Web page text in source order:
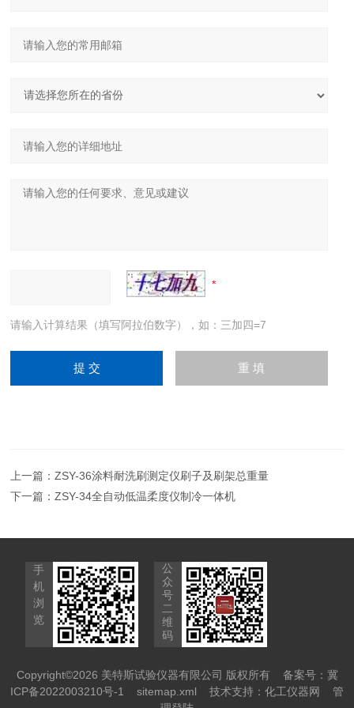
请输入计算结果（填写阿拉伯数字），如：三加四=7
上一篇：ZSY-36涂料耐洗刷测定仪刷子及刷架总重量
下一篇：ZSY-34全自动低温柔度仪制冷一体机
手
机
浏
览
公
众
号
二
维
码
Copyright©2026 美特斯试验仪器有限公司 版权所有 备案号：冀
ICP备2022003210号-1
sitemap.xml 技术支持： 化工仪器网
管